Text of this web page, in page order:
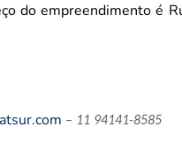
do empreendimento é
– 11 94141-8585